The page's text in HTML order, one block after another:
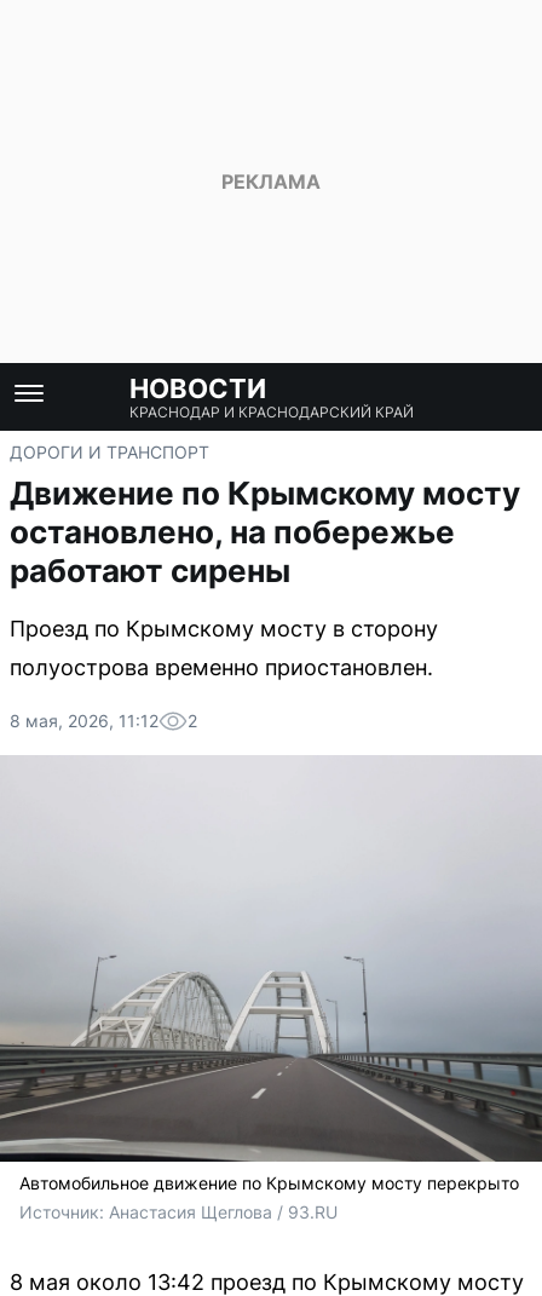
НОВОСТИ
КРАСНОДАР И КРАСНОДАРСКИЙ КРАЙ
ДОРОГИ И ТРАНСПОРТ
Движение по Крымскому мосту
остановлено, на побережье
работают сирены
Проезд по Крымскому мосту в сторону
полуострова временно приостановлен.
8 мая, 2026, 11:12 2
Автомобильное движение по Крымскому мосту перекрыто
Источник: Анастасия Щеглова / 93.RU
8 мая около 13:42 проезд по Крымскому мосту